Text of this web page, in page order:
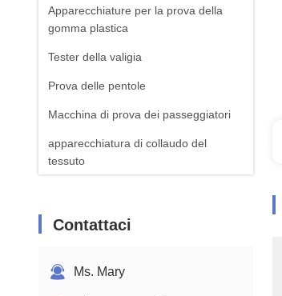
Apparecchiature per la prova della
gomma plastica
Tester della valigia
Prova delle pentole
Macchina di prova dei passeggiatori
apparecchiatura di collaudo del
tessuto
Attrezzatura per il test della batteria
Apparecchiature per la prova
Contattaci
Ms. Mary